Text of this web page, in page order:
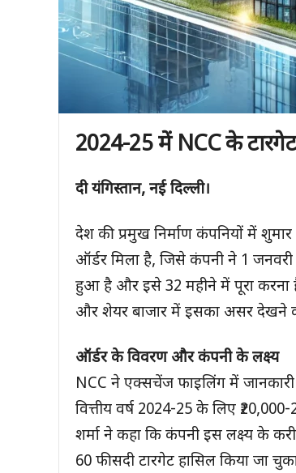
2024-25 में NCC के
दी यंगिस्तान, नई दिल्ली।
देश की प्रमुख निर्माण कंपनियों में
ऑर्डर मिला है, जिसे कंपनी ने 1
हुआ है और इसे 32 महीने में पूरा करना
और शेयर बाजार में इसका असर देखने
ऑर्डर के विवरण और कंपनी के लक्ष्य
NCC ने एक्सचेंज फाइलिंग में जानकारी
वित्तीय वर्ष 2024-25 के लिए
शर्मा ने कहा कि कंपनी इस लक्ष्य के
60 फीसदी टारगेट हासिल किया जा